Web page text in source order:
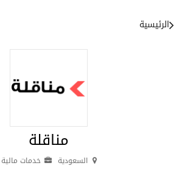
الرئيسية
مناقلة
السعودية خدمات مالية